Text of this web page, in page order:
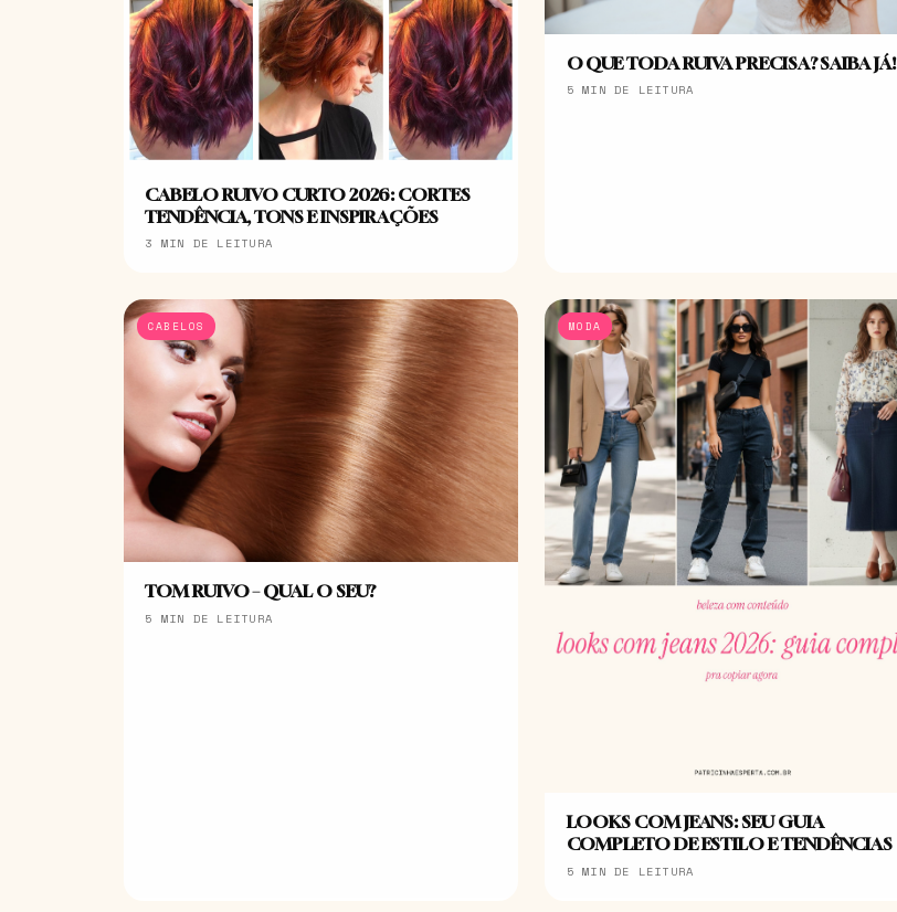
CABELO RUIVO CURTO 2026: CORTES
TENDÊNCIA, TONS E INSPIRAÇÕES
3 MIN DE LEITURA
O QUE TODA RUIVA PRECISA? SAIBA JÁ!
5 MIN DE LEITURA
CABELOS
TOM RUIVO – QUAL O SEU?
5 MIN DE LEITURA
MODA
LOOKS COM JEANS: SEU GUIA
COMPLETO DE ESTILO E TENDÊNCIAS
5 MIN DE LEITURA